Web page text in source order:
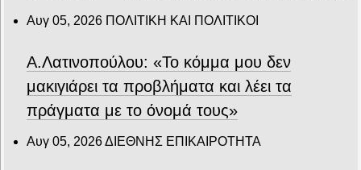
Αυγ 05, 2026 ΠΟΛΙΤΙΚΗ ΚΑΙ ΠΟΛΙΤΙΚΟΙ
Α.Λατινοπούλου: «Το κόμμα μου δεν
μακιγιάρει τα προβλήματα και λέει τα
πράγματα με το όνομά τους»
Αυγ 05, 2026ΔΙΕΘΝΗΣ ΕΠΙΚΑΙΡΟΤΗΤΑ